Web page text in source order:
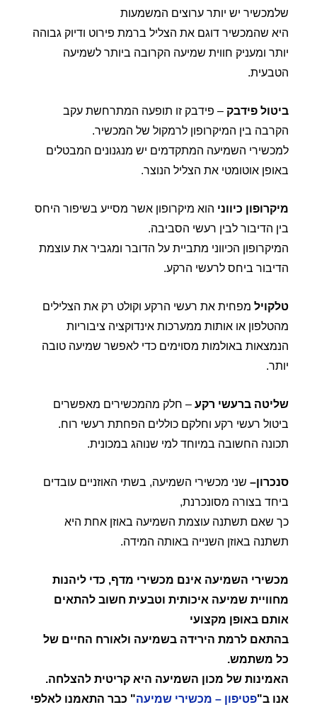
שלמכשיר יש יותר ערוצים המשמעות
היא שהמכשיר דוגם את הצליל ברמת פירוט ודיוק גבוהה
יותר ומעניק חווית שמיעה הקרובה ביותר לשמיעה
הטבעית.
ביטול פידבק – פידבק זו תופעה המתרחשת עקב
הקרבה בין המיקרופון לרמקול של המכשיר.
למכשירי השמיעה המתקדמים יש מנגנונים המבטלים
באופן אוטומטי את הצליל הנוצר.
מיקרופון כיווני הוא מיקרופון אשר מסייע בשיפור היחס
בין הדיבור לבין רעשי הסביבה.
המיקרופון הכיווני מתביית על הדובר ומגביר את עוצמת
הדיבור ביחס לרעשי הרקע.
טלקויל מפחית את רעשי הרקע וקולט רק את הצלילים
מהטלפון או אותות ממערכות אינדוקציה ציבוריות
הנמצאות באולמות מסוימים כדי לאפשר שמיעה טובה
יותר.
שליטה ברעשי רקע – חלק מהמכשירים מאפשרים
ביטול רעשי רקע וחלקם כוללים הפחתת רעשי רוח.
תכונה החשובה במיוחד למי שנוהג במכונית.
סנכרון– שני מכשירי השמיעה, בשתי האוזניים עובדים
ביחד בצורה מסונכרנת,
כך שאם תשתנה עוצמת השמיעה באוזן אחת היא
תשתנה באוזן השנייה באותה המידה.
מכשירי השמיעה אינם מכשירי מדף, כדי ליהנות
מחוויית שמיעה איכותית וטבעית חשוב להתאים
אותם באופן מקצועי
בהתאם לרמת הירידה בשמיעה ולאורח החיים של
כל משתמש.
האמינות של מכון השמיעה היא קריטית להצלחה.
אנו ב"פטיפון – מכשירי שמיעה" כבר התאמנו לאלפי